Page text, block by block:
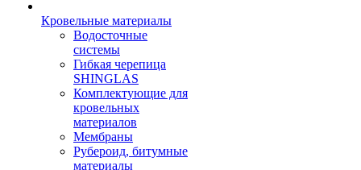
Кровельные материалы
Водосточные
системы
Гибкая черепица
SHINGLAS
Комплектующие для
кровельных
материалов
Мембраны
Рубероид, битумные
материалы